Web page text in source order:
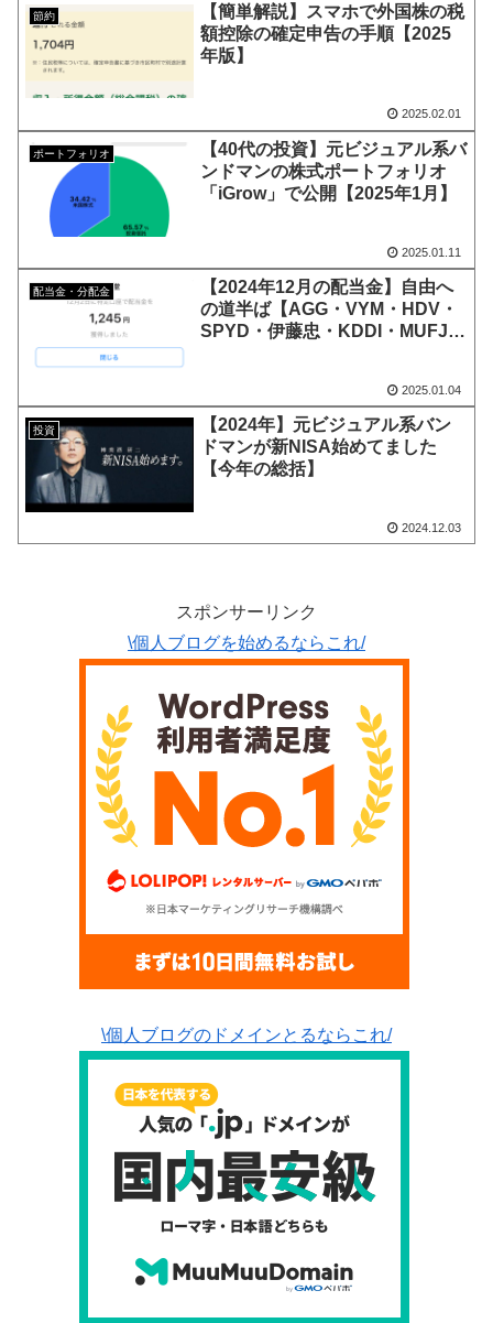
節約
【簡単解説】スマホで外国株の税
額控除の確定申告の手順【2025
年版】
2025.02.01
ポートフォリオ
【40代の投資】元ビジュアル系バ
ンドマンの株式ポートフォリオ
「iGrow」で公開【2025年1月】
2025.01.11
配当金・分配金
【2024年12月の配当金】自由へ
の道半ば【AGG・VYM・HDV・
SPYD・伊藤忠・KDDI・MUFJ・
2025.01.04
投資
【2024年】元ビジュアル系バン
ドマンが新NISA始めてました
【今年の総括】
2024.12.03
スポンサーリンク
\個人ブログを始めるならこれ/
\個人ブログのドメインとるならこれ/